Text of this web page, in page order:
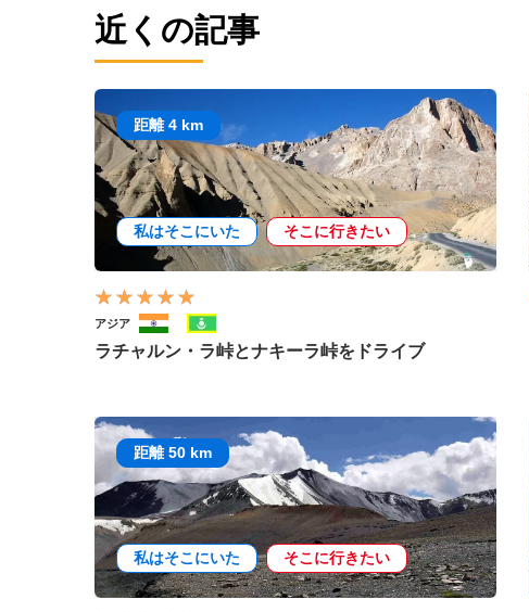
近くの記事
距離 4 km
私はそこにいた そこに行きたい
アジア
ラチャルン・ラ峠とナキーラ峠をドライブ
距離 50 km
私はそこにいた そこに行きたい